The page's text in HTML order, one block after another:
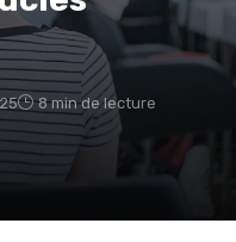
8 min de lecture